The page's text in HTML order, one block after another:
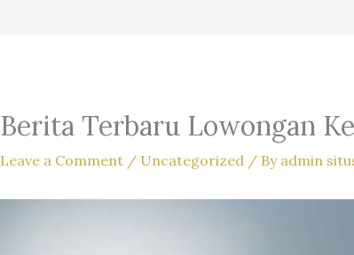
Berita Terbaru Lowongan
Leave a Comment / Uncategorized/ By admin